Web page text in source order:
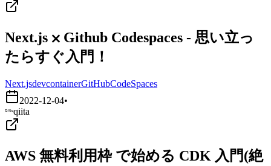
Next.js ⨉ Github Codespaces - 思い立っ
たらすぐ入門！
Next.jsdevcontainerGitHubCodeSpaces
2022-12-04•
qiita
AWS 無料利用枠 で始める CDK 入門(絶